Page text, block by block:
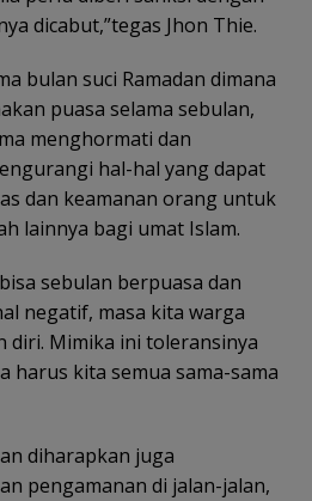
dicabut,”tegas Jhon Thie.
bulan suci Ramadan dimana
puasa selama sebulan,
menghormati dan
hal-hal yang dapat
dan keamanan orang untuk
lainnya bagi umat Islam.
sebulan berpuasa dan
negatif, masa kita warga
diri. Mimika ini toleransinya
harus kita semua sama-sama
diharapkan juga
pengamanan di jalan-jalan,